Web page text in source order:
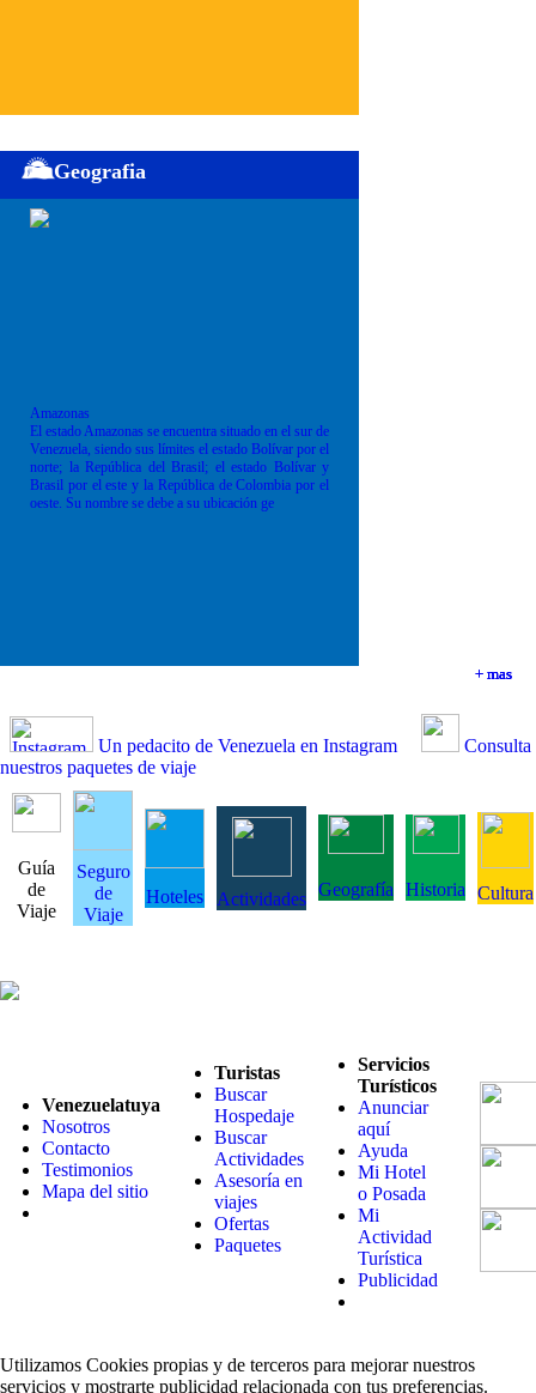
+ mas
+ mas
+ mas
Geografia
Amazonas
El estado Amazonas se encuentra situado en el sur de
Venezuela, siendo sus límites el estado Bolívar por el
norte; la República del Brasil; el estado Bolívar y
Brasil por el este y la República de Colombia por el
oeste. Su nombre se debe a su ubicación ge
+ mas
Un pedacito de Venezuela en Instagram
Consulta
nuestros paquetes de viaje
Guía
de
Viaje
Seguro
de
Viaje
Hoteles Actividades Geografía Historia Cultura
Venezuelatuya
Nosotros
Contacto
Testimonios
Mapa del sitio
Turistas
Buscar
Hospedaje
Buscar
Actividades
Asesoría en
viajes
Ofertas
Paquetes
Servicios
Turísticos
Anunciar
aquí
Ayuda
Mi Hotel
o Posada
Mi
Actividad
Turística
Publicidad
Utilizamos Cookies propias y de terceros para mejorar nuestros
servicios y mostrarte publicidad relacionada con tus preferencias.